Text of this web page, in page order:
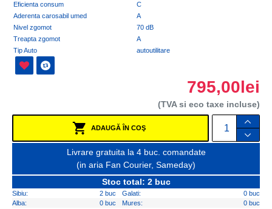
Eficienta consum
C
Aderenta carosabil umed
A
Nivel zgomot
70 dB
Treapta zgomot
A
Tip Auto
autoutilitare
795,00lei
(TVA si eco taxe incluse)
ADAUGĂ ÎN COŞ
Livrare gratuita la 4 buc. comandate
(in aria Fan Courier, Sameday)
Stoc total: 2 buc
Sibiu: 2 buc Galati:
0 buc
Alba:
0 buc Mures:
0 buc